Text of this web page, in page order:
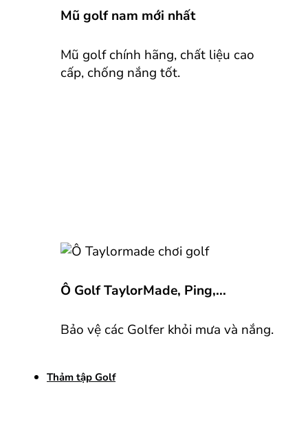
Mũ golf nam mới nhất
Mũ golf chính hãng, chất liệu cao
cấp, chống nắng tốt.
Ô Golf TaylorMade, Ping,...
Bảo vệ các Golfer khỏi mưa và nắng.
Thảm tập Golf